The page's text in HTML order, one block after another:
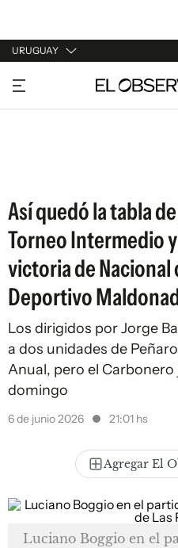
URUGUAY
URUGUAY
ARGENTINA
Así quedó la tabla
Torneo Intermedio
victoria de
Deportivo
Los dirigidos por Jorge
a dos unidades de
Anual, pero el
domingo
6 de junio 2026 21:01 hs
Agregar El
Luciano Boggio en el